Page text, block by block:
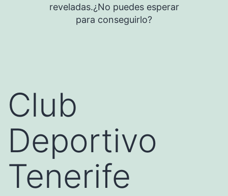
reveladas.¿No puedes esperar
para conseguirlo?
Club
Deportivo
Tenerife